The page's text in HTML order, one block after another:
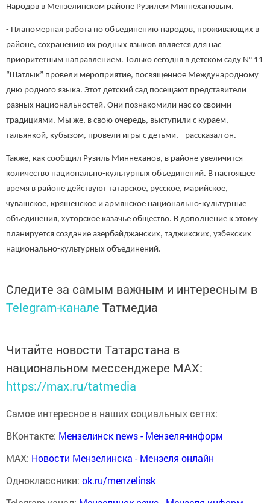
Народов в Мензелинском районе Рузилем Миннехановым.
- Планомерная работа по объединению народов, проживающих в
районе, сохранению их родных языков является для нас
приоритетным направлением. Только сегодня в детском саду № 11
“Шатлык” провели мероприятие, посвященное Международному
дню родного языка. Этот детский сад посещают представители
разных национальностей. Они познакомили нас со своими
традициями. Мы же, в свою очередь, выступили с кураем,
тальянкой, кубызом, провели игры с детьми, - рассказал он.
Также, как сообщил Рузиль Миннеханов, в районе увеличится
количество национально-культурных объединений. В настоящее
время в районе действуют татарское, русское, марийское,
чувашское, кряшенское и армянское национально-культурные
объединения, хуторское казачье общество. В дополнение к этому
планируется создание азербайджанских, таджикских, узбекских
национально-культурных объединений.
Следите за самым важным и интересным в
Telegram-канале Татмедиа
Читайте новости Татарстана в
национальном мессенджере MАХ:
https://max.ru/tatmedia
Самое интересное в наших социальных сетях:
ВКонтакте: Мензелинск news - Мензеля-информ
MAX: Новости Мензелинска - Мензеля онлайн
Одноклассники: ok.ru/menzelinsk